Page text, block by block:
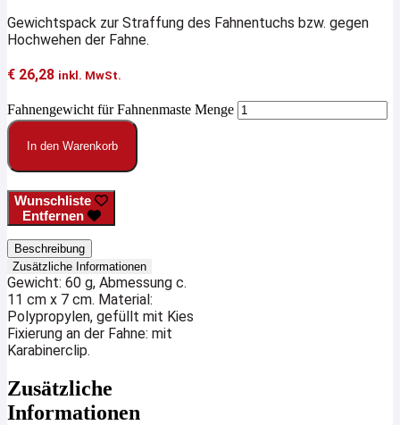
Gewichtspack zur Straffung des Fahnentuchs bzw. gegen
Hochwehen der Fahne.
€ 26,28 inkl. MwSt.
Fahnengewicht für Fahnenmaste Menge
In den Warenkorb
Wunschliste
Entfernen
Beschreibung
Zusätzliche Informationen
Gewicht: 60 g, Abmessung c.
11 cm x 7 cm. Material:
Polypropylen, gefüllt mit Kies
Fixierung an der Fahne: mit
Karabinerclip.
Zusätzliche
Informationen